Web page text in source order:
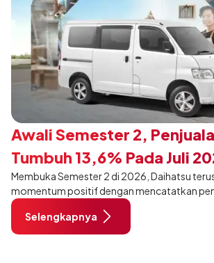
Awali Semester 2,
Tumbuh 13,6% Pada Juli
Membuka Semester 2 di 2026, Daihatsu
momentum positif dengan mencatatkan
sebanyak 12.750 unit pada Juli 2026.
13,6% dibandingkan periode yang sama
11.220 unit, dan tetap stabil dibandingkan
Selengkapnya